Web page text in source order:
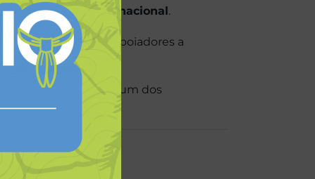
esse esforço internacional.
parceiros e apoiadores a
que enfrentam um dos